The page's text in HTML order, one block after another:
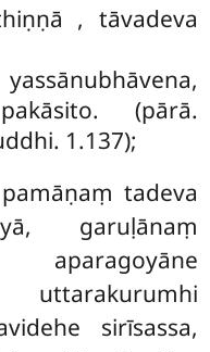
, tāvadeva
(pārā.
1.137);
tadeva
garuḷānaṃ
uttarakurumhi
sirīsassa,